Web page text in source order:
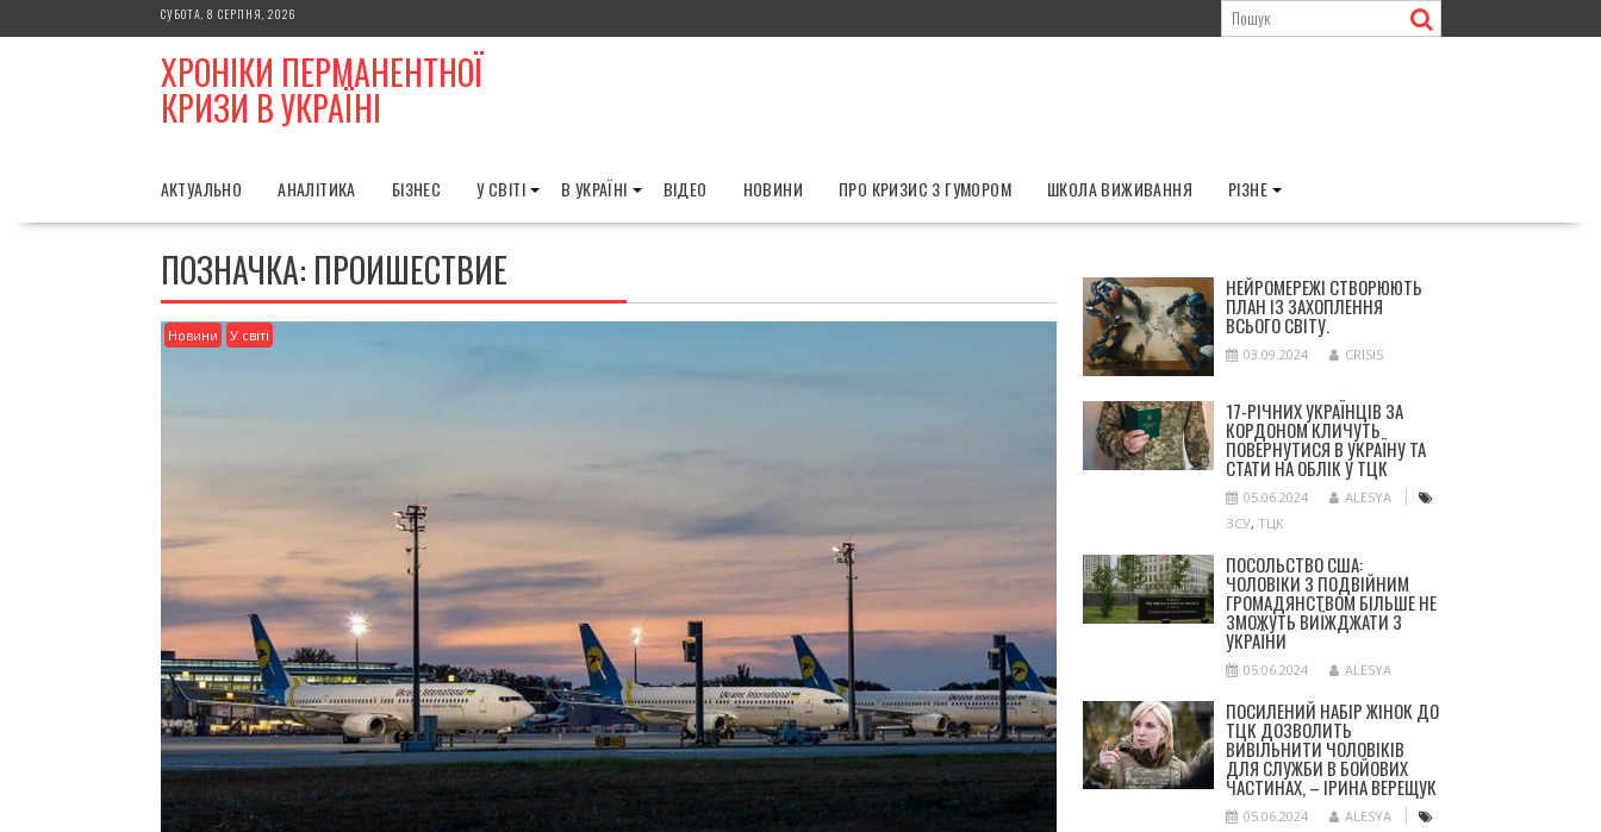
to
СУБОТА, 8 СЕРПНЯ, 2026
ХРОНІКИ ПЕРМАНЕНТНОЇ
КРИЗИ В УКРАЇНІ
АКТУАЛЬНО АНАЛІТИКА БІЗНЕС У СВІТІ В УКРАЇНІ ВІДЕО НОВИНИ ПРО КРИЗИС З ГУМОРОМ ШКОЛА ВИЖИВАННЯ РІЗНЕ
ПОЗНАЧКА: ПРОИШЕСТВИЕ
Новини У світі
НЕЙРОМЕРЕЖІ СТВОРЮЮТЬ
ПЛАН ІЗ ЗАХОПЛЕННЯ
ВСЬОГО СВІТУ.
03.09.2024 CRISIS
17-РІЧНИХ УКРАЇНЦІВ ЗА
КОРДОНОМ КЛИЧУТЬ
ПОВЕРНУТИСЯ В УКРАЇНУ ТА
СТАТИ НА ОБЛІК У ТЦК
05.06.2024
ALESYA
ЗСУ, ТЦК
ПОСОЛЬСТВО США:
ЧОЛОВІКИ З ПОДВІЙНИМ
ГРОМАДЯНСТВОМ БІЛЬШЕ НЕ
ЗМОЖУТЬ ВИЇЖДЖАТИ З
УКРАЇНИ
05.06.2024 ALESYA
ПОСИЛЕНИЙ НАБІР ЖІНОК ДО
ТЦК ДОЗВОЛИТЬ
ВИВІЛЬНИТИ ЧОЛОВІКІВ
ДЛЯ СЛУЖБИ В БОЙОВИХ
ЧАСТИНАХ, – ІРИНА ВЕРЕЩУК
05.06.2024
ALESYA